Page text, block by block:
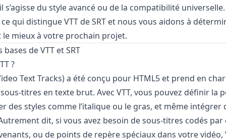
s’agisse du style avancé ou de la compatibilité
qui distingue VTT de SRT et nous vous aidons à
mieux à votre prochain projet.
de VTT et SRT
?
Text Tracks) a été conçu pour HTML5 et prend en
titres en texte brut. Avec VTT, vous pouvez définir la
des styles comme l’italique ou le gras, et même intégrer
dit, si vous avez besoin de sous-titres codés
ou de points de repère spéciaux dans votre vidéo,